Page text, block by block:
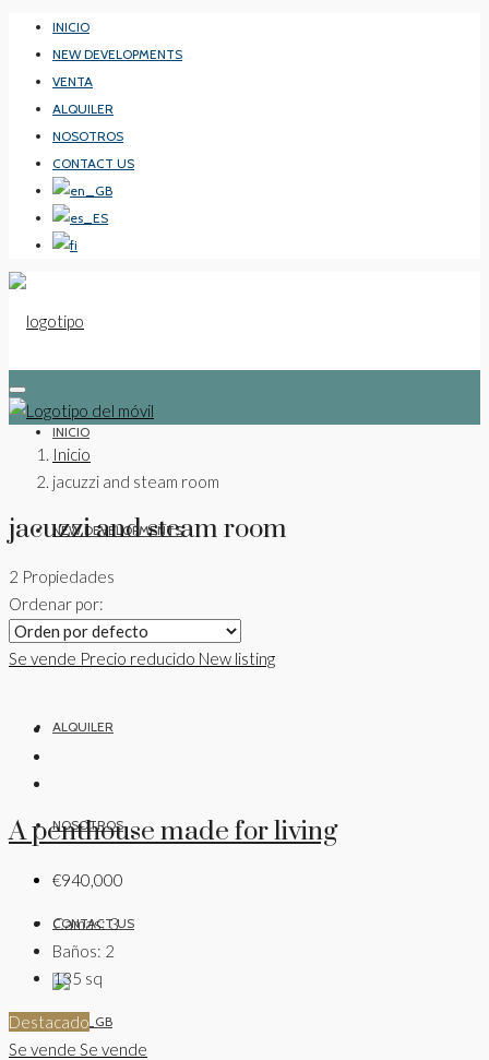
INICIO
NEW DEVELOPMENTS
VENTA
ALQUILER
NOSOTROS
CONTACT US
INICIO
NEW DEVELOPMENTS
VENTA
ALQUILER
NOSOTROS
CONTACT US
Inicio
jacuzzi and steam room
jacuzzi and steam room
2 Propiedades
Ordenar por:
Se vende Precio reducido New listing
A penthouse made for living
€940,000
Camas: 3
Baños: 2
135 sq
Destacado
Se vende Se vende